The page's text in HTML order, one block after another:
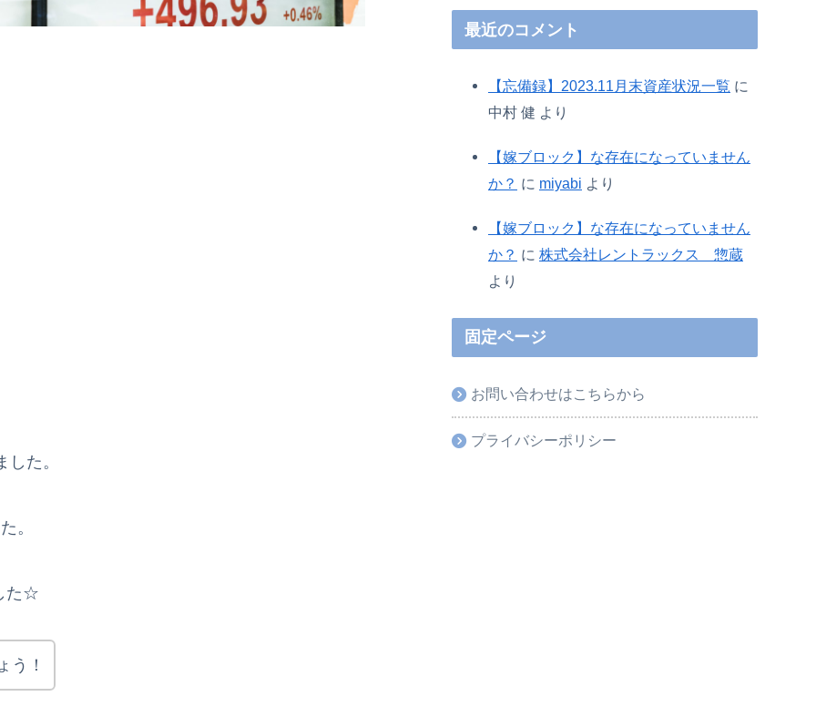
た。
。
た☆
う！
最近のコメント
【忘備録】2023.11月末資産状況一覧 に
中村 健 より
【嫁ブロック】な存在になっていません
か？ に miyabi より
【嫁ブロック】な存在になっていません
か？ に 株式会社レントラックス 惣蔵
より
固定ページ
お問い合わせはこちらから
プライバシーポリシー